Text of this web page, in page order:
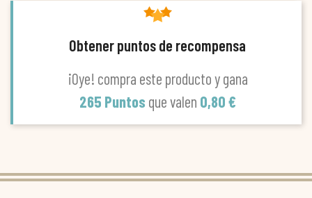
Obtener puntos de recompensa
¡Oye! compra este producto y gana
265 Puntos que valen 0,80 €